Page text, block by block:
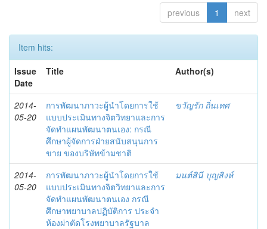
previous 1 next
Item hits:
Issue
Date
Title Author(s)
2014-
05-20
การพัฒนาภาวะผู้นำโดยการใช้
แบบประเมินทางจิตวิทยาและการ
จัดทำแผนพัฒนาตนเอง: กรณี
ศึกษาผู้จัดการฝ่ายสนับสนุนการ
ขาย ของบริษัทข้ามชาติ
ขวัญรัก ถิ่นเทศ
2014-
05-20
การพัฒนาภาวะผู้นำโดยการใช้
แบบประเมินทางจิตวิทยาและการ
จัดทำแผนพัฒนาตนเอง กรณี
ศึกษาพยาบาลปฏิบัติการ ประจำ
ห้องผ่าตัดโรงพยาบาลรัฐบาล
มนต์สินี บุญสิงห์